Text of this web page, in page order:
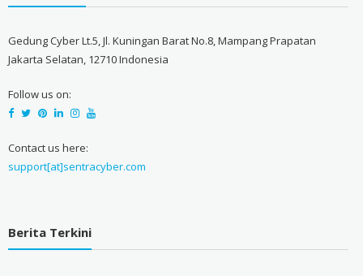
Gedung Cyber Lt.5, Jl. Kuningan Barat No.8, Mampang Prapatan
Jakarta Selatan, 12710 Indonesia
Follow us on:
Contact us here:
support[at]sentracyber.com
Berita Terkini